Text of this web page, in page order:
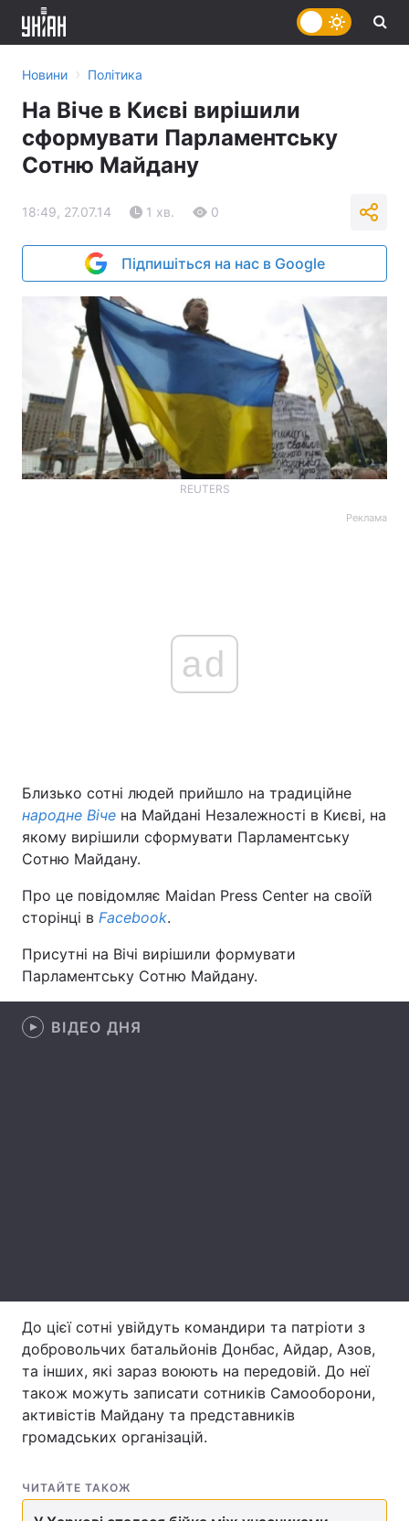
Головна Війна
Економіка Світ
Спорт
Інтерв'ю Думки
Архів Вакансії
Контакти
Новини › Політика
На Віче в Києві вирішили
сформувати Парламентську
Сотню Майдану
18:49, 27.07.14 1 хв. 0
Підпишіться на нас в Google
REUTERS
Реклама
ad
Близько сотні людей прийшло на традиційне
народне Віче на Майдані Незалежності в Києві, на
якому вирішили сформувати Парламентську
Сотню Майдану.
Про це повідомляє Maidan Press Center на своїй
сторінці в Facebook.
Присутні на Вічі вирішили формувати
Парламентську Сотню Майдану.
ВІДЕО ДНЯ
До цієї сотні увійдуть командири та патріоти з
добровольчих батальйонів Донбас, Айдар, Азов,
та інших, які зараз воюють на передовій. До неї
також можуть записати сотників Самооборони,
активістів Майдану та представників
громадських організацій.
ЧИТАЙТЕ ТАКОЖ